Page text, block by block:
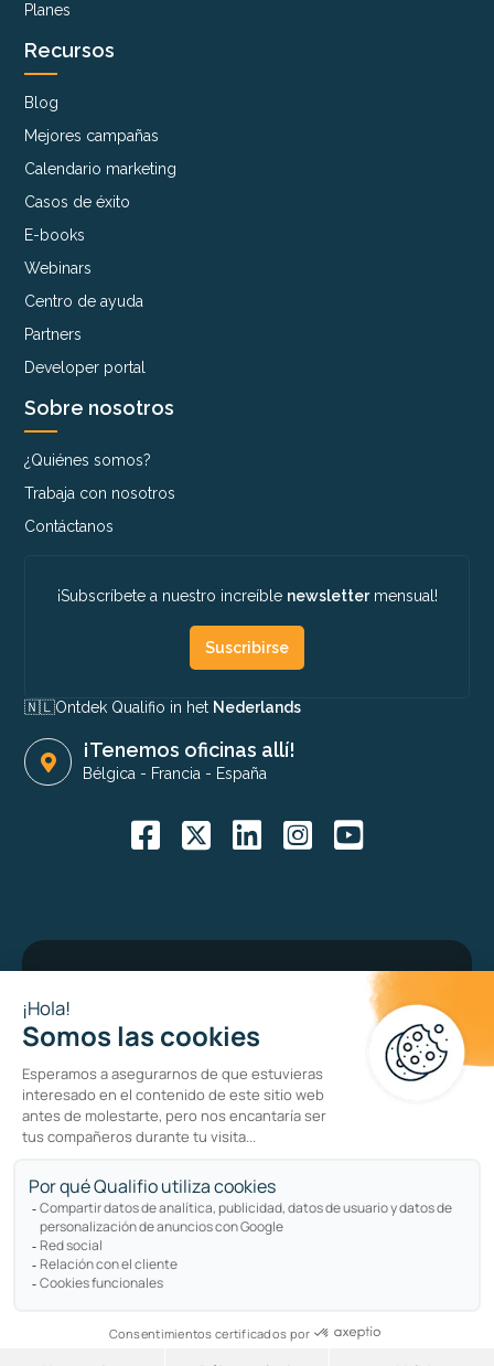
Planes
Recursos
Blog
Mejores campañas
Calendario marketing
Casos de éxito
E-books
Webinars
Centro de ayuda
Partners
Developer portal
Sobre nosotros
¿Quiénes somos?
Trabaja con nosotros
Contáctanos
¡Subscríbete a nuestro increíble newslettermensual!
Suscribirse
🇳🇱​Ontdek Qualifio in het Nederlands
¡Tenemos oficinas allí!
Bélgica - Francia - España
Bug bounty program
Política de privacidad
Política de cookies
Copyright © qualifio.com. All Rights Reserved.